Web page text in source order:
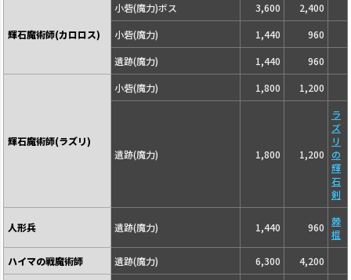
輝石魔術師(カロロス)
小砦(魔力)ボス 3,600
2,400
小砦(魔力)
1,440
960
遺跡(魔力)
1,440 960
輝石魔術師(ラズリ)
小砦(魔力) 1,800 1,200
遺跡(魔力) 1,800 1,200
ラ
ズ
リ
の
輝
石
剣
人形兵 遺跡(魔力) 1,440 960 棘
棍
ハイマの戦魔術師
遺跡(魔力) 6,300 4,200